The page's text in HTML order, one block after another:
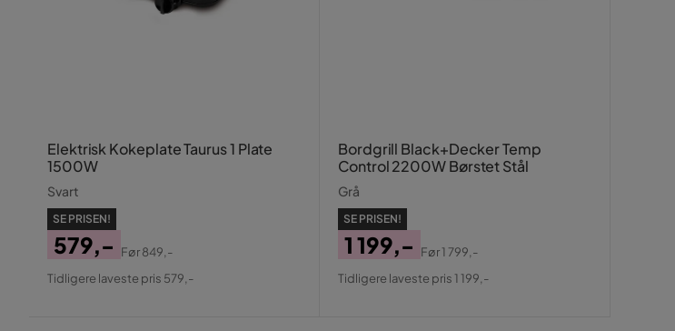
Elektrisk Kokeplate Taurus 1 Plate
1500W
Svart
SE PRISEN!
Pris
579,-
Original
Før849,-
Tidligere laveste pris 579,-
Bordgrill Black+Decker Temp
Control 2200W Børstet Stål
Grå
SE PRISEN!
Pris
1 199,-
Original
Før1 799,-
Tidligere laveste pris 1 199,-